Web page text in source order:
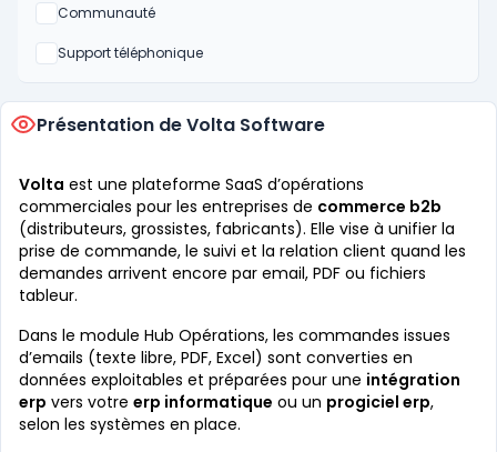
Communauté
Non
Support téléphonique
Non
Présentation de Volta Software
Volta est une plateforme SaaS d’opérations
commerciales pour les entreprises de commerce b2b
(distributeurs, grossistes, fabricants). Elle vise à unifier la
prise de commande, le suivi et la relation client quand les
demandes arrivent encore par email, PDF ou fichiers
tableur.
Dans le module Hub Opérations, les commandes issues
d’emails (texte libre, PDF, Excel) sont converties en
données exploitables et préparées pour une intégration
erp vers votre erp informatique ou un progiciel erp,
selon les systèmes en place.